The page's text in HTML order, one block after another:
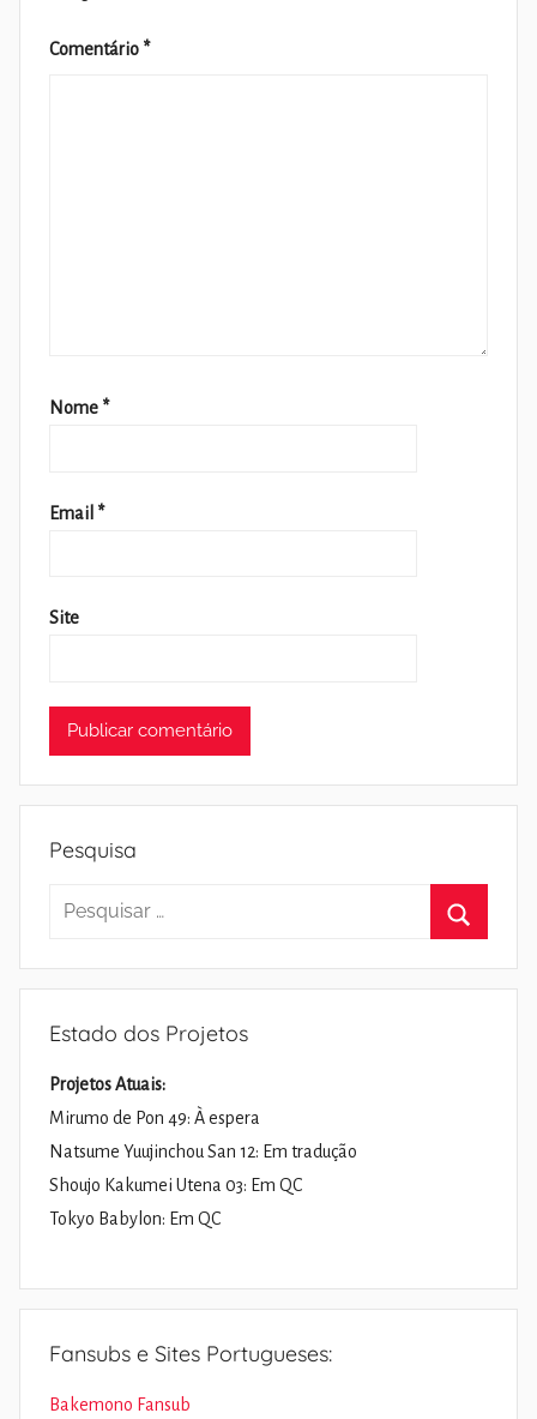
Comentário *
Nome *
Email *
Site
Pesquisa
Pesquisar
Estado dos Projetos
Projetos Atuais:
Mirumo de Pon 49: À espera
Natsume Yuujinchou San 12: Em tradução
Shoujo Kakumei Utena 03: Em QC
Tokyo Babylon: Em QC
Fansubs e Sites Portugueses:
Bakemono Fansub